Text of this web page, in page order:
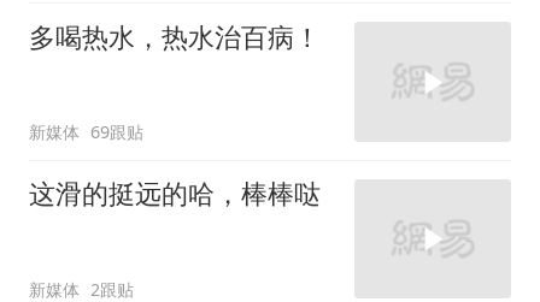
多喝热水，热水治百病！
新媒体 69跟贴
这滑的挺远的哈，棒棒哒
新媒体 2跟贴